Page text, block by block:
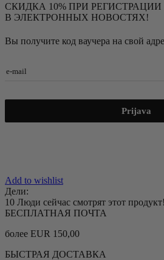
СКИДКА 10% ПРИ РЕГИСТРАЦИИ
В ЭЛЕКТРОННЫХ НОВОСТЯХ!
Вы получите код ваучера на свой
e-mail
Prijava
Add to wishlist
Дели:
10 Люди сейчас смотрят этот продукт!
БЕСПЛАТНАЯ ПОЧТА
более EUR 150,00
БЫСТРАЯ ДОСТАВКА